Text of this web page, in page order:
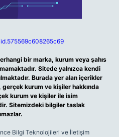
bir marka, kurum veya şahıs
Sitede yalnızca kendi
Burada yer alan içerikler
kurum ve kişiler hakkında
kurum ve kişiler ile isim
Sitemizdeki bilgiler taslak
Bilgi Teknolojileri ve İletişim